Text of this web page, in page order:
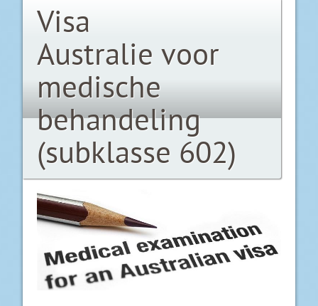
Visa
Australie voor
medische
behandeling
(subklasse 602)